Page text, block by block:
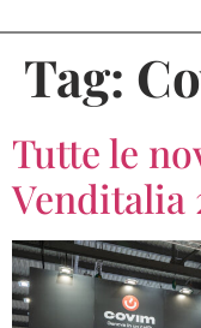
Tag:
Tutte le
Venditalia